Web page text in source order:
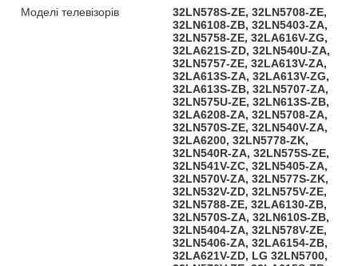
Моделі телевізорів
32LN578S-ZE, 32LN5708-ZE,
32LN6108-ZB, 32LN5403-ZA,
32LN5758-ZE, 32LA616V-ZG,
32LA621S-ZD, 32LN540U-ZA,
32LN5757-ZE, 32LA613V-ZA,
32LA613S-ZA, 32LA613V-ZG,
32LA613S-ZB, 32LN5707-ZA,
32LN575U-ZE, 32LN613S-ZB,
32LA6208-ZA, 32LN5708-ZA,
32LN570S-ZE, 32LN540V-ZA,
32LA6200, 32LN5778-ZK,
32LN540R-ZA, 32LN575S-ZE,
32LN541V-ZC, 32LN5405-ZA,
32LN570V-ZA, 32LN577S-ZK,
32LN532V-ZD, 32LN575V-ZE,
32LN5788-ZE, 32LA6130-ZB,
32LN570S-ZA, 32LN610S-ZB,
32LN5404-ZA, 32LN578V-ZE,
32LN5406-ZA, 32LA6154-ZB,
32LA621V-ZD, LG 32LN5700,